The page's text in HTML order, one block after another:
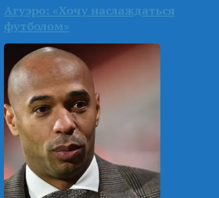
Агуэро: «Хочу наслаждаться
футболом»